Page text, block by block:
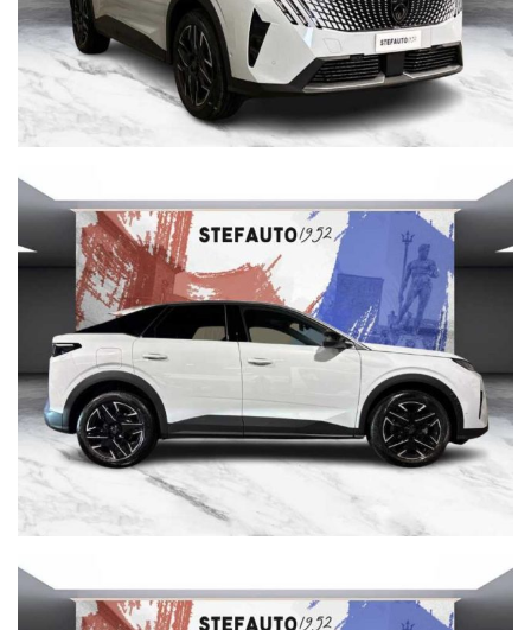
Per info su questa vettura contattare
CISA 2000 CONCESSIONARIA OPEL
VIA BENTINI, 111 40128 BOLOGNA
Tel. 051 551701
conformità relative ad equipaggiamento, omologazioni anti
inquinamento, accessori, ecc. pubblicate nei diversi portali.
Dette informazioni che non rappresentano in alcun modo un
impegno contrattuale in quanto non ci è possibile intervenire
su eventuali errori di stampa.